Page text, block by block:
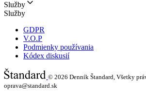
Služby
Služby
GDPR
V.O.P
Podmienky používania
Kódex diskusií
© 2026 Denník Štandard, Všetky
oprava@standard.sk